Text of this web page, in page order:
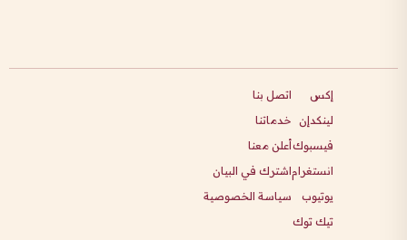
إكس
لينكدإن
فيسبوك
انستغرام
يوتيوب
تيك توك
اتصل بنا
خدماتنا
أعلن معنا
اشترك في البيان
سياسة الخصوصية